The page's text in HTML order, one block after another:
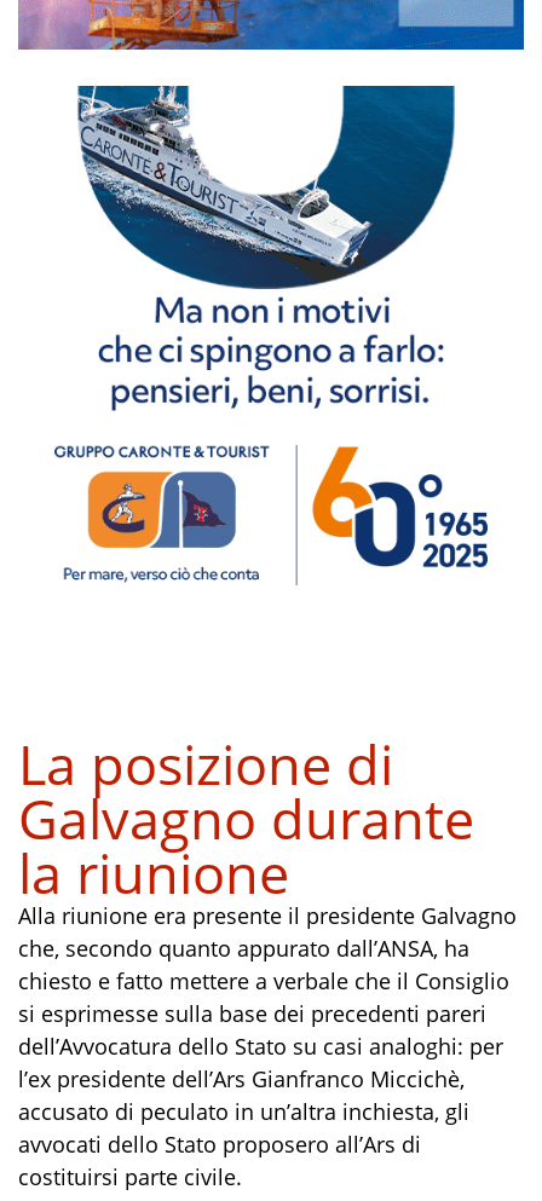
La posizione di
Galvagno durante
la riunione
Alla riunione era presente il presidente Galvagno
che, secondo quanto appurato dall’ANSA, ha
chiesto e fatto mettere a verbale che il Consiglio
si esprimesse sulla base dei precedenti pareri
dell’Avvocatura dello Stato su casi analoghi: per
l’ex presidente dell’Ars Gianfranco Miccichè,
accusato di peculato in un’altra inchiesta, gli
avvocati dello Stato proposero all’Ars di
costituirsi parte civile.